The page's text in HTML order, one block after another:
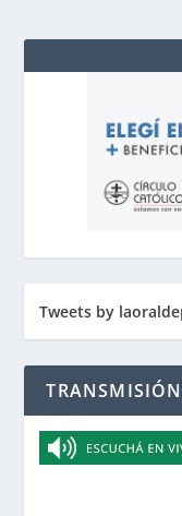
Tweets by